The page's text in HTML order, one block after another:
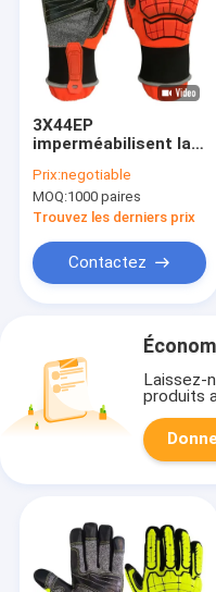
3X44EP
imperméabilisent la
superbe de taille de
gants de
dégagement de
Prix:negotiable
MOQ:1000 paires
Trouvez les derniers prix
Contactez
Laissez-
produits